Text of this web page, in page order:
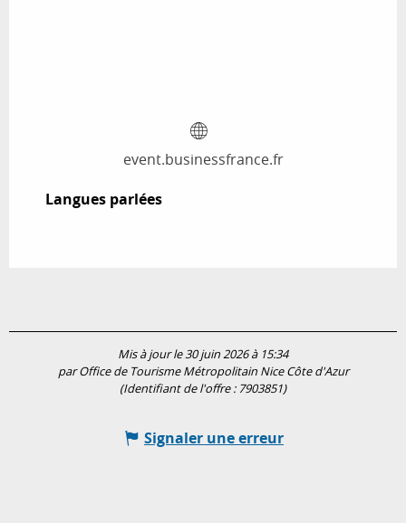
event.businessfrance.fr
Langues parlées
Langues parlées
Mis à jour le 30 juin 2026 à 15:34
par Office de Tourisme Métropolitain Nice Côte d'Azur
(Identifiant de l'offre : 7903851)
Signaler une erreur